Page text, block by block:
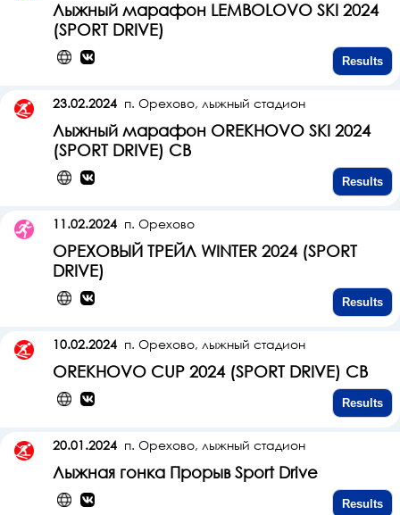
Лыжный марафон LEMBOLOVO SKI 2024
(SPORT DRIVE)
Results
23.02.2024п. Орехово, лыжный стадион
Лыжный марафон OREKHOVO SKI 2024
(SPORT DRIVE) СВ
Results
11.02.2024п. Орехово
ОРЕХОВЫЙ ТРЕЙЛ WINTER 2024 (SPORT
DRIVE)
Results
10.02.2024п. Орехово, лыжный стадион
OREKHOVO CUP 2024 (SPORT DRIVE) СВ
Results
20.01.2024п. Орехово, лыжный стадион
Лыжная гонка Прорыв Sport Drive
Results